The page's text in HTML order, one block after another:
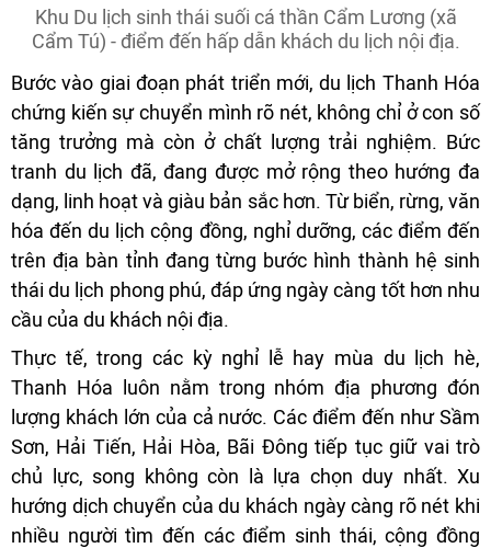
Khu Du lịch sinh thái suối cá thần Cẩm Lương (xã
Cẩm Tú) - điểm đến hấp dẫn khách du lịch nội địa.
Bước vào giai đoạn phát triển mới, du lịch Thanh Hóa
chứng kiến sự chuyển mình rõ nét, không chỉ ở con số
tăng trưởng mà còn ở chất lượng trải nghiệm. Bức
tranh du lịch đã, đang được mở rộng theo hướng đa
dạng, linh hoạt và giàu bản sắc hơn. Từ biển, rừng, văn
hóa đến du lịch cộng đồng, nghỉ dưỡng, các điểm đến
trên địa bàn tỉnh đang từng bước hình thành hệ sinh
thái du lịch phong phú, đáp ứng ngày càng tốt hơn nhu
cầu của du khách nội địa.
Thực tế, trong các kỳ nghỉ lễ hay mùa du lịch hè,
Thanh Hóa luôn nằm trong nhóm địa phương đón
lượng khách lớn của cả nước. Các điểm đến như Sầm
Sơn, Hải Tiến, Hải Hòa, Bãi Đông tiếp tục giữ vai trò
chủ lực, song không còn là lựa chọn duy nhất. Xu
hướng dịch chuyển của du khách ngày càng rõ nét khi
nhiều người tìm đến các điểm sinh thái, cộng đồng